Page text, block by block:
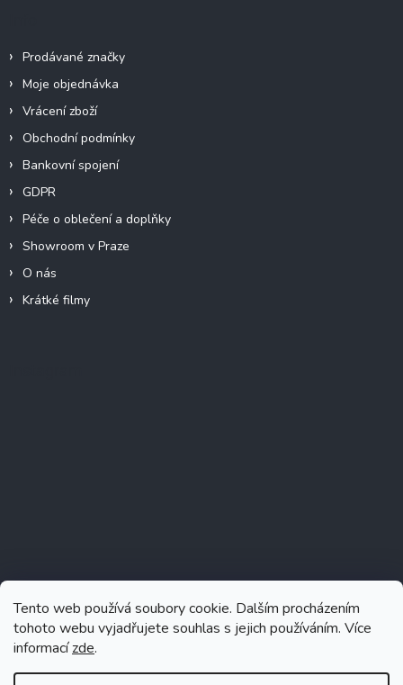
Tento web používá soubory cookie. Dalším procházením
tohoto webu vyjadřujete souhlas s jejich používáním. Více
informacízde.
Prodávané značky
Moje objednávka
Vrácení zboží
Obchodní podmínky
Bankovní spojení
GDPR
Péče o oblečení a doplňky
Showroom v Praze
O nás
Krátké filmy
Sledovat na Instagramu